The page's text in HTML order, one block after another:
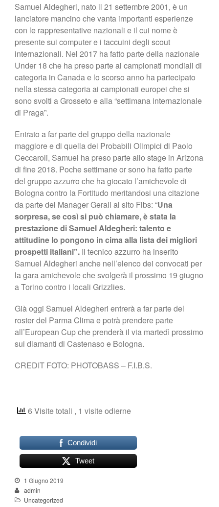
Samuel Aldegheri, nato il 21 settembre 2001, è un
lanciatore mancino che vanta importanti esperienze
con le rappresentative nazionali e il cui nome è
presente sui computer e i taccuini degli scout
internazionali. Nel 2017 ha fatto parte della nazionale
Under 18 che ha preso parte ai campionati mondiali di
categoria in Canada e lo scorso anno ha partecipato
nella stessa categoria ai campionati europei che si
sono svolti a Grosseto e alla “settimana internazionale
di Praga”.
Entrato a far parte del gruppo della nazionale
maggiore e di quella dei Probabili Olimpici di Paolo
Ceccaroli, Samuel ha preso parte allo stage in Arizona
di fine 2018. Poche settimane or sono ha fatto parte
del gruppo azzurro che ha giocato l’amichevole di
Bologna contro la Fortitudo meritandosi una citazione
da parte del Manager Gerali al sito Fibs: “Una
sorpresa, se così si può chiamare, è stata la
prestazione diSamuel Aldegheri: talento e
attitudine lo pongono in cima alla lista dei migliori
prospetti italiani”. Il tecnico azzurro ha inserito
Samuel Aldegheri anche nell’elenco dei convocati per
la gara amichevole che svolgerà il prossimo 19 giugno
a Torino contro i locali Grizzlies.
Già oggi Samuel Aldegheri entrerà a far parte del
roster del Parma Clima e potrà prendere parte
all’European Cup che prenderà il via martedì prossimo
sui diamanti di Castenaso e Bologna.
CREDIT FOTO: PHOTOBASS – F.I.B.S.
6 Visite totali , 1 visite odierne
Condividi
Tweet
1 Giugno 2019
admin
Uncategorized